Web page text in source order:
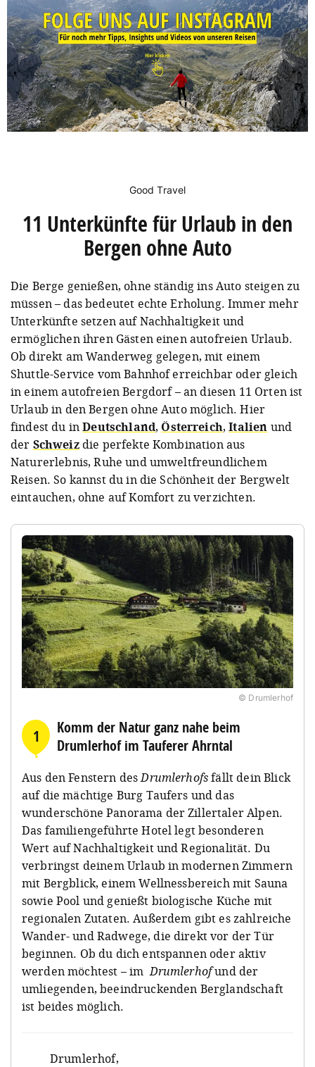
Good Travel
11 Unterkünfte für Urlaub in den
Bergen ohne Auto
Die Berge genießen, ohne ständig ins Auto steigen zu
müssen – das bedeutet echte Erholung. Immer mehr
Unterkünfte setzen auf Nachhaltigkeit und
ermöglichen ihren Gästen einen autofreien Urlaub.
Ob direkt am Wanderweg gelegen, mit einem
Shuttle-Service vom Bahnhof erreichbar oder gleich
in einem autofreien Bergdorf – an diesen 11 Orten ist
Urlaub in den Bergen ohne Auto möglich. Hier
findest du inDeutschland, Österreich,Italien und
der Schweizdie perfekte Kombination aus
Naturerlebnis, Ruhe und umweltfreundlichem
Reisen. So kannst du in die Schönheit der Bergwelt
eintauchen, ohne auf Komfort zu verzichten.
© Drumlerhof
1
Komm der Natur ganz nahe beim
Drumlerhof im Tauferer Ahrntal
Aus den Fenstern desDrumlerhofsfällt dein Blick
auf die mächtige Burg Taufers und das
wunderschöne Panorama der Zillertaler Alpen.
Das familiengeführte Hotel legt besonderen
Wert auf Nachhaltigkeit und Regionalität. Du
verbringst deinem Urlaub in modernen Zimmern
mit Bergblick, einem Wellnessbereich mit Sauna
sowie Pool und genießt biologische Küche mit
regionalen Zutaten. Außerdem gibt es zahlreiche
Wander- und Radwege, die direkt vor der Tür
beginnen. Ob du dich entspannen oder aktiv
werden möchtest – imDrumlerhofund der
umliegenden, beeindruckenden Berglandschaft
ist beides möglich.
Drumlerhof,